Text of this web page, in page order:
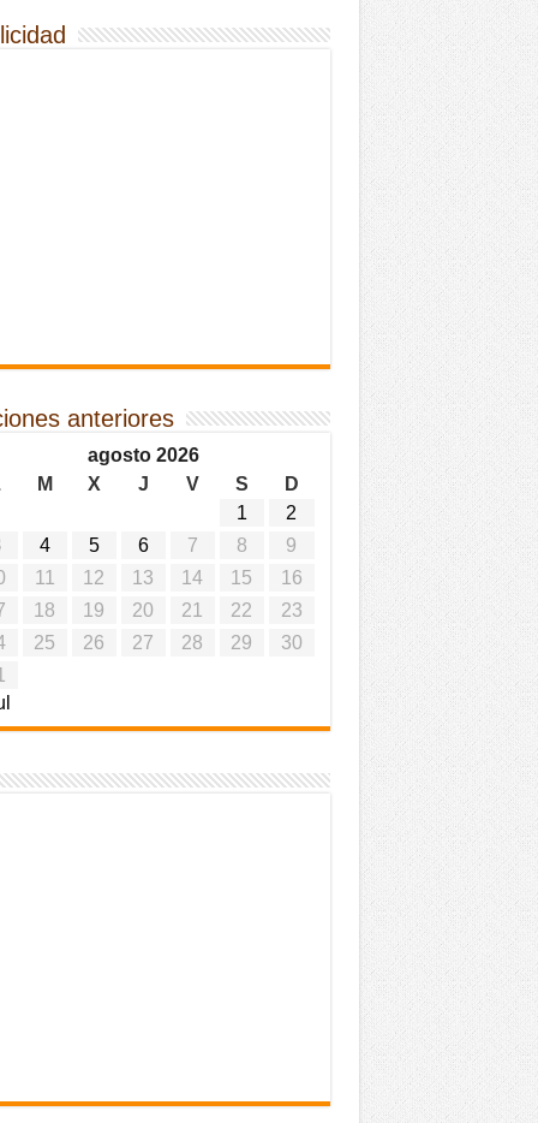
anteriores
agosto 2026
M X J V S
D
1
2
4 5 6 7 8
9
11 12 13 14 15
16
18 19 20 21 22
23
25 26 27 28 29
30